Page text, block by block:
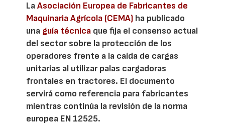
LaAsociación Europea de Fabricantes de
Maquinaria Agrícola (CEMA) ha publicado
una guía técnica que fija el consenso actual
del sector sobre la protección de los
operadores frente a la caída de cargas
unitarias al utilizar palas cargadoras
frontales en tractores. El documento
servirá como referencia para fabricantes
mientras continúa la revisión de la norma
europea EN 12525.